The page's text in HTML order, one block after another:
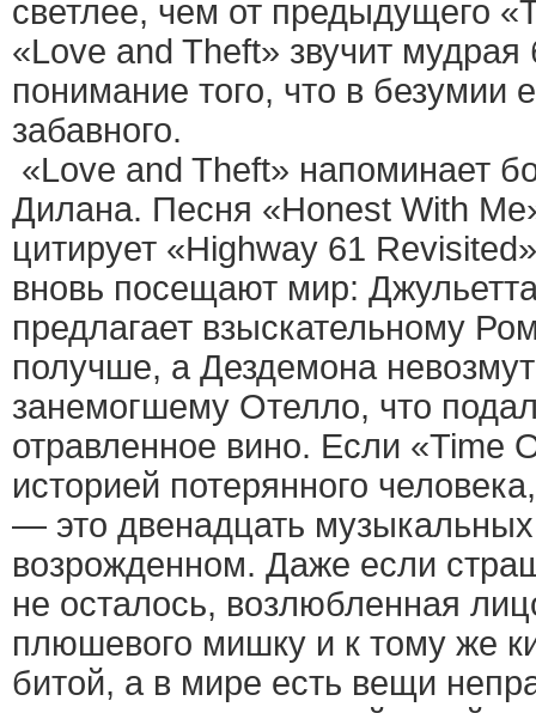
светлее, чем от предыдущего
«Love and Theft» звучит
понимание того, что в безумии
забавного.
«Love and Theft» напоминает
Дилана. Песня «Honest With
цитирует «Highway 61
вновь посещают мир:
предлагает взыскательному
получше, а Дездемона
занемогшему Отелло, что
отравленное вино. Если «Time
историей потерянного
— это двенадцать
возрожденном. Даже если
не осталось, возлюбленная
плюшевого мишку и к тому же
битой, а в мире есть вещи